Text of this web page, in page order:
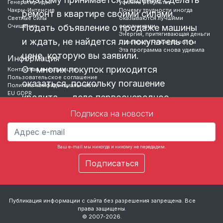
ремонт в квартире своими силами.
Подать объявление о продаже машины
и ждать, не найдется ли покупатель по
цене, которую вы заявили.
От многих покупок приходится
оказаться, поскольку погашение
кредита — дело первоочередное.
Так поступает большинство.
Скажу заранее, что
Генератор идей
Чакры-Интенсив
Светлые силы
Очищение
усилить результат
Почему трудности иногда
оказываются лучшими
союзниками
Энергия, притягивающая деньги
Опасность чужих проблем
Эта программа снова удивила
Информация
Контактная информация
Пользовательское соглашение
Политика конфиденциальности
EU GDPR
Подписка на новости
Ваш e-mail мы никогда и никому не передадим.
Публикация информации с сайта без разрешения запрещена. Все
права защищены.
© 2007-2026.